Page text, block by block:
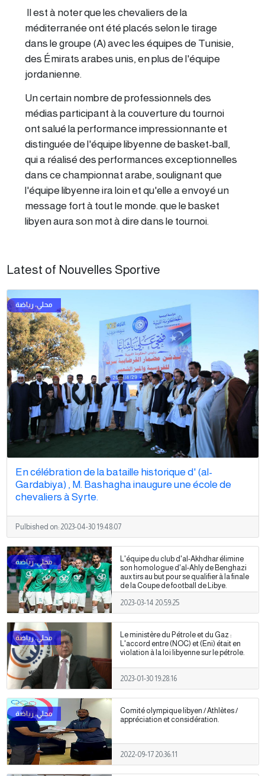
Il est à noter que les chevaliers de la
méditerranée ont été placés selon le tirage
dans le groupe (A) avec les équipes de Tunisie,
des Émirats arabes unis, en plus de l'équipe
jordanienne.
Un certain nombre de professionnels des
médias participant à la couverture du tournoi
ont salué la performance impressionnante et
distinguée de l'équipe libyenne de basket-ball,
qui a réalisé des performances exceptionnelles
dans ce championnat arabe, soulignant que
l'équipe libyenne ira loin et qu'elle a envoyé un
message fort à tout le monde. que le basket
libyen aura son mot à dire dans le tournoi.
Latest of Nouvelles Sportive
En célébration de la bataille historique d' (al-
Gardabiya) , M. Bashagha inaugure une école de
chevaliers à Syrte.
Pulbished on: 2023-04-30 19:48:07
L'équipe du club d'al-Akhdhar élimine
son homologue d'al-Ahly de Benghazi
aux tirs au but pour se qualifier à la finale
de la Coupe de football de Libye.
2023-03-14 20:59:25
Le ministère du Pétrole et du Gaz :
L'accord entre (NOC) et (Eni) était en
violation à la loi libyenne sur le pétrole.
2023-01-30 19:28:16
Comité olympique libyen / Athlètes /
appréciation et considération.
2022-09-17 20:36:11